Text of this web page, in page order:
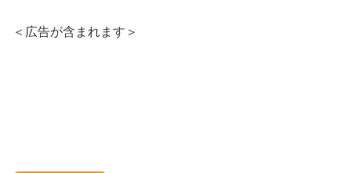
＜広告が含まれます＞